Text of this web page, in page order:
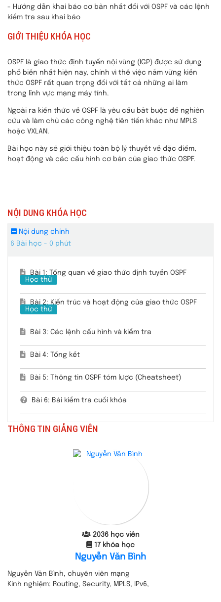
- Hướng dẫn khai báo cơ bản nhất đối với OSPF và các lệnh
kiểm tra sau khai báo
GIỚI THIỆU KHÓA HỌC
OSPF là giao thức định tuyến nội vùng (IGP) được sử dụng
phổ biến nhất hiện nay, chính vì thế việc nắm vững kiến
thức OSPF rất quan trọng đối với tất cả những ai làm
trong lĩnh vực mạng máy tính.
Ngoài ra kiến thức về OSPF là yêu cầu bắt buộc để nghiên
cứu và làm chủ các công nghệ tiên tiến khác như MPLS
hoặc VXLAN.
Bài học này sẽ giới thiệu toàn bộ lý thuyết về đặc điểm,
hoạt động và các cấu hình cơ bản của giao thức OSPF.
NỘI DUNG KHÓA HỌC
Nội dung chính
6 Bài học - 0 phút
Bài 1: Tổng quan về giao thức định tuyến OSPF
Học thử
Bài 2: Kiến trúc và hoạt động của giao thức OSPF
Học thử
Bài 3: Các lệnh cấu hình và kiểm tra
Bài 4: Tổng kết
Bài 5: Thông tin OSPF tóm lược (Cheatsheet)
Bài 6: Bải kiểm tra cuối khóa
THÔNG TIN GIẢNG VIÊN
2036 học viên
17 khóa học
Nguyễn Văn Bình
Nguyễn Văn Bình, chuyên viên mạng
Kinh nghiệm: Routing, Security, MPLS, IPv6,